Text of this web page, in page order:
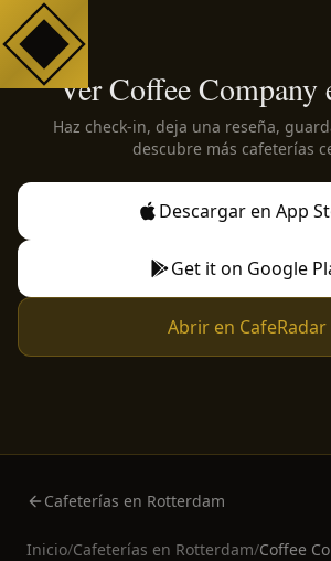
Ver Coffee Company
Haz check-in, deja una reseña,
descubre más cafeterías
Descargar en App
Get it on Google
Abrir en CafeRadar
Cafeterías en Rotterdam
Inicio/Cafeterías en Rotterdam/Coffee